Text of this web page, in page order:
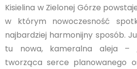
Kisielina w Zielonej Górze
w którym nowoczesność
najbardziej harmonijny sposób.
tu nowa, kameralna aleja –
tworząca serce planowanego